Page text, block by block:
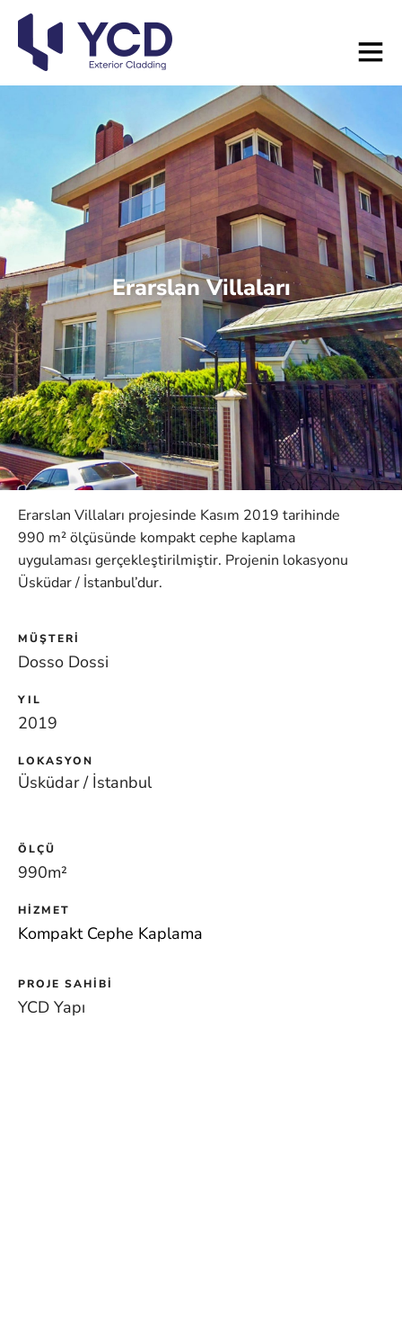
Erarslan Villaları
Erarslan Villaları projesinde Kasım 2019 tarihinde
990 m² ölçüsünde kompakt cephe kaplama
uygulaması gerçekleştirilmiştir. Projenin lokasyonu
Üsküdar / İstanbul’dur.
MÜŞTERI
Dosso Dossi
YIL
2019
LOKASYON
Üsküdar / İstanbul
ÖLÇÜ
990m²
HIZMET
Kompakt Cephe Kaplama
PROJE SAHIBI
YCD Yapı